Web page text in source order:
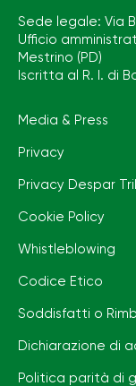
Sede legale: Via
Ufficio
Mestrino (PD)
Iscritta al R. I. di
Media & Press
Privacy
Privacy Despar
Cookie Policy
Whistleblowing
Codice Etico
Soddisfatti o
Dichiarazione di
Politica parità di